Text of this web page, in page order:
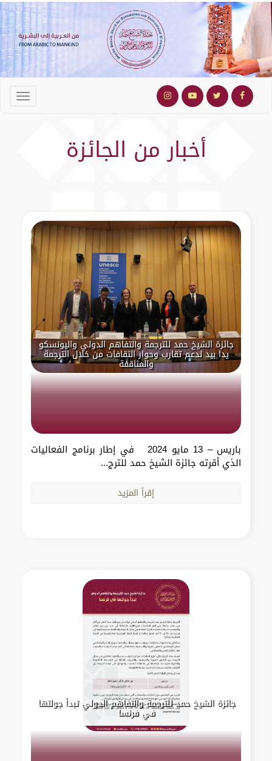
أخبار من الجائزة
جائزة الشيخ حمد للترجمة والتفاهم الدولي واليونسكو
يدا بيد لدعم تقارب وحوار الثقافات من خلال الترجمة
والمثاقفة
باريس – 13 مايو 2024 في إطار برنامج الفعاليات
الذي أقرته جائزة الشيخ حمد للترج...
إقرأ المزيد
جائزة الشيخ حمد للترجمة والتفاهم الدولي تبدأ جولتها
في فرنسا